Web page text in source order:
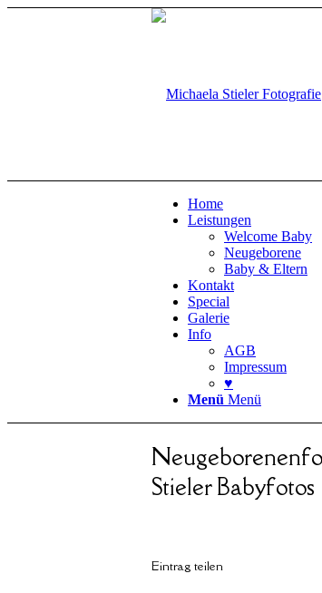
Home
Leistungen
Welcome Baby
Neugeborene
Baby & Eltern
Kontakt
Special
Galerie
Info
AGB
Impressum
♥
Menü Menü
Stieler Babyfotos
Eintrag teilen